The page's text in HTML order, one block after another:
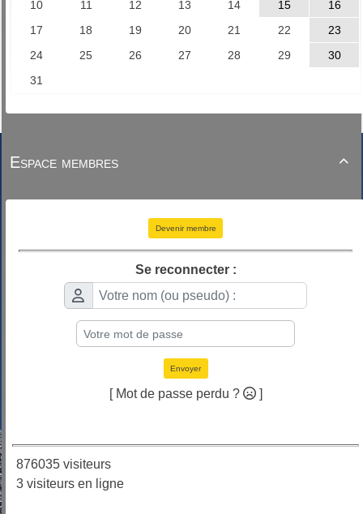

Espace membres
Devenir membre
Se reconnecter :
Envoyer
[ Mot de passe perdu ? ]
876035 visiteurs
3 visiteurs en ligne